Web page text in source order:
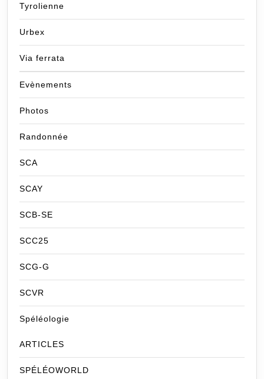
Tyrolienne
Urbex
Via ferrata
Evènements
Photos
Randonnée
SCA
SCAY
SCB-SE
SCC25
SCG-G
SCVR
Spéléologie
ARTICLES
SPÉLÉOWORLD